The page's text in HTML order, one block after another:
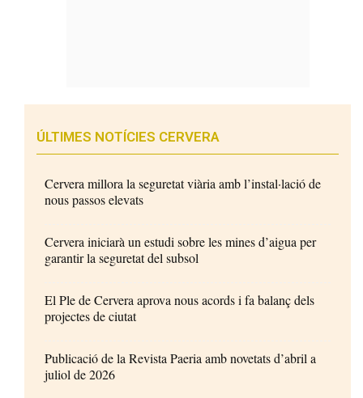
ÚLTIMES NOTÍCIES CERVERA
Cervera millora la seguretat viària amb l’instal·lació de
nous passos elevats
Cervera iniciarà un estudi sobre les mines d’aigua per
garantir la seguretat del subsol
El Ple de Cervera aprova nous acords i fa balanç dels
projectes de ciutat
Publicació de la Revista Paeria amb novetats d’abril a
juliol de 2026